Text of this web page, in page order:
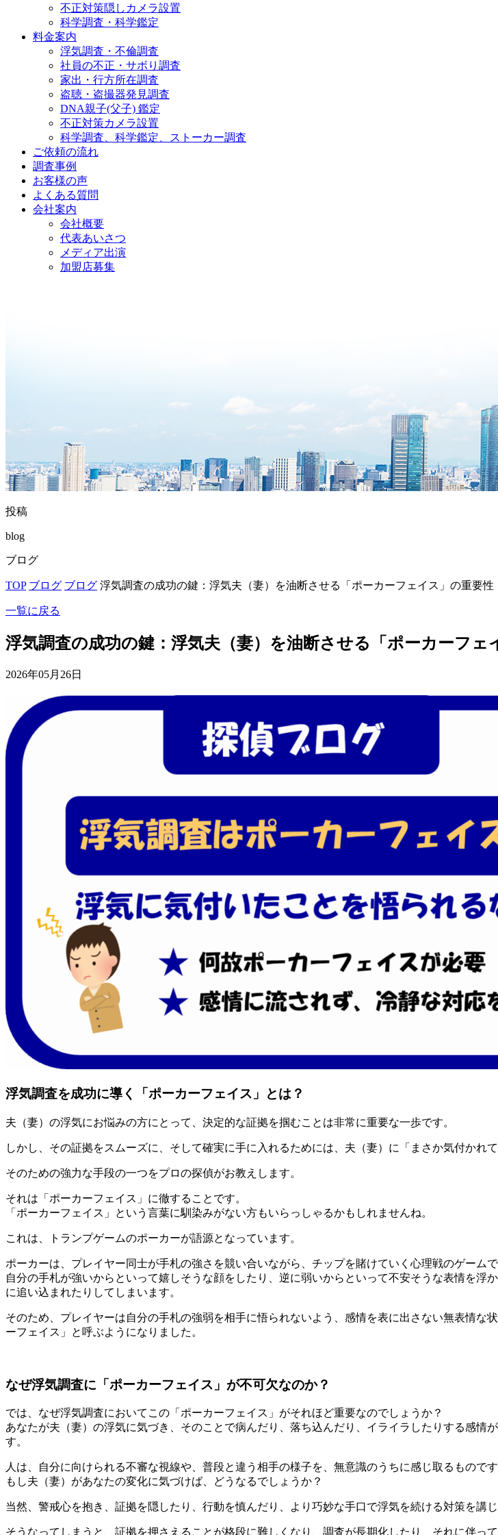
不正対策隠しカメラ設置
科学調査・科学鑑定
料金案内
浮気調査・不倫調査
社員の不正・サボり調査
家出・行方所在調査
盗聴・盗撮器発見調査
DNA親子(父子) 鑑定
不正対策カメラ設置
科学調査、科学鑑定、ストーカー調査
ご依頼の流れ
調査事例
お客様の声
よくある質問
会社案内
会社概要
代表あいさつ
メディア出演
加盟店募集
投稿
blog
ブログ
TOP ブログ ブログ 浮気調査の成功の鍵：浮気夫（妻）を油断させる「ポーカーフェイス」の重要性
一覧に戻る
浮気調査の成功の鍵：浮気夫（妻）を油断させる「ポーカーフェ
2026年05月26日
浮気調査を成功に導く「ポーカーフェイス」とは？
夫（妻）の浮気にお悩みの方にとって、決定的な証拠を掴むことは非常に重要な一歩です。
しかし、その証拠をスムーズに、そして確実に手に入れるためには、夫（妻）に「まさか気付かれ
そのための強力な手段の一つをプロの探偵がお教えします。
それは「ポーカーフェイス」に徹することです。
「ポーカーフェイス」という言葉に馴染みがない方もいらっしゃるかもしれませんね。
これは、トランプゲームのポーカーが語源となっています。
ポーカーは、プレイヤー同士が手札の強さを競い合いながら、チップを賭けていく心理戦のゲームで
自分の手札が強いからといって嬉しそうな顔をしたり、逆に弱いからといって不安そうな表情を
に追い込まれたりしてしまいます。
そのため、プレイヤーは自分の手札の強弱を相手に悟られないよう、感情を表に出さない無表情
ーフェイス」と呼ぶようになりました。
なぜ浮気調査に「ポーカーフェイス」が不可欠なのか？
では、なぜ浮気調査においてこの「ポーカーフェイス」がそれほど重要なのでしょうか？
あなたが夫（妻）の浮気に気づき、そのことで病んだり、落ち込んだり、イライラしたりする感情
す。
人は、自分に向けられる不審な視線や、普段と違う相手の様子を、無意識のうちに感じ取るものです
もし夫（妻）があなたの変化に気づけば、どうなるでしょうか？
当然、警戒心を抱き、証拠を隠したり、行動を慎んだり、より巧妙な手口で浮気を続ける対策を講
そうなってしまうと、証拠を押さえることが格段に難しくなり、調査が長期化したり、それに伴っ